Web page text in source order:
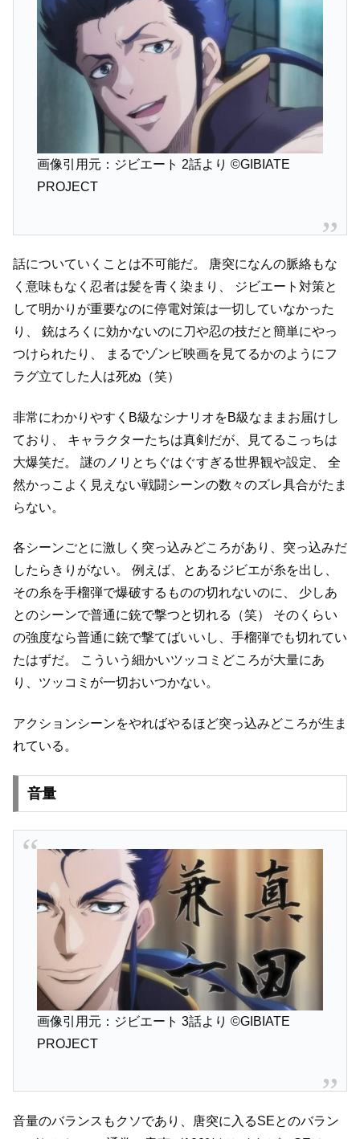
画像引用元：ジビエート 2話より ©GIBIATE
PROJECT
話についていくことは不可能だ。
唐突になんの脈絡もな
く意味もなく忍者は髪を青く染まり、
ジビエート対策と
して明かりが重要なのに停電対策は一切していなかった
り、
銃はろくに効かないのに刀や忍の技だと簡単にやっ
つけられたり、
まるでゾンビ映画を見てるかのようにフ
ラグ立てした人は死ぬ（笑）
非常にわかりやすくB級なシナリオをB級なままお届けし
ており、
キャラクターたちは真剣だが、見てるこっちは
大爆笑だ。
謎のノリとちぐはぐすぎる世界観や設定、
全
然かっこよく見えない戦闘シーンの数々のズレ具合がたま
らない。
各シーンごとに激しく突っ込みどころがあり、突っ込みだ
したらきりがない。
例えば、とあるジビエが糸を出し、
その糸を手榴弾で爆破するものの切れないのに、
少しあ
とのシーンで普通に銃で撃つと切れる（笑）
そのくらい
の強度なら普通に銃で撃てばいいし、手榴弾でも切れてい
たはずだ。
こういう細かいツッコミどころが大量にあ
り、ツッコミが一切おいつかない。
アクションシーンをやればやるほど突っ込みどころが生ま
れている。
音量
画像引用元：ジビエート 3話より ©GIBIATE
PROJECT
音量のバランスもクソであり、唐突に入るSEとのバラン